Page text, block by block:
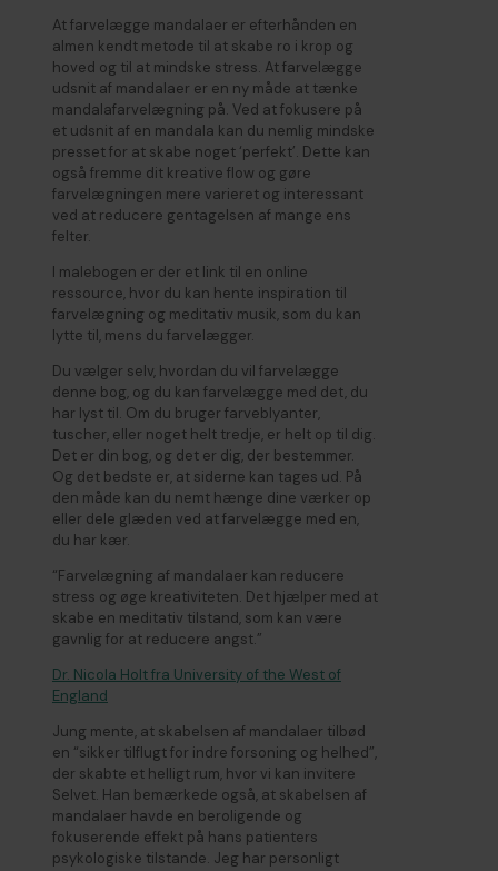
At farvelægge mandalaer er efterhånden en
almen kendt metode til at skabe ro i krop og
hoved og til at mindske stress. At farvelægge
udsnit af mandalaer er en ny måde at tænke
mandalafarvelægning på. Ved at fokusere på
et udsnit af en mandala kan du nemlig mindske
presset for at skabe noget ‘perfekt’. Dette kan
også fremme dit kreative flow og gøre
farvelægningen mere varieret og interessant
ved at reducere gentagelsen af mange ens
felter.
I malebogen er der et link til en online
ressource, hvor du kan hente inspiration til
farvelægning og meditativ musik, som du kan
lytte til, mens du farvelægger.
Du vælger selv, hvordan du vil farvelægge
denne bog, og du kan farvelægge med det, du
har lyst til. Om du bruger farveblyanter,
tuscher, eller noget helt tredje, er helt op til dig.
Det er din bog, og det er dig, der bestemmer.
Og det bedste er, at siderne kan tages ud. På
den måde kan du nemt hænge dine værker op
eller dele glæden ved at farvelægge med en,
du har kær.
“Farvelægning af mandalaer kan reducere
stress og øge kreativiteten. Det hjælper med at
skabe en meditativ tilstand, som kan være
gavnlig for at reducere angst.”
Dr. Nicola Holt fra University of the West of
England
Jung mente, at skabelsen af mandalaer tilbød
en “sikker tilflugt for indre forsoning og helhed”,
der skabte et helligt rum, hvor vi kan invitere
Selvet. Han bemærkede også, at skabelsen af
mandalaer havde en beroligende og
fokuserende effekt på hans patienters
psykologiske tilstande. Jeg har personligt